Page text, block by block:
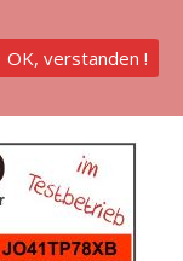
OK, verstanden !